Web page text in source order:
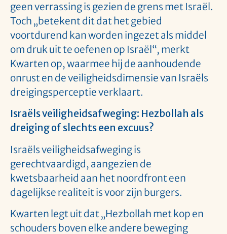
geen verrassing is gezien de grens met Israël.
Toch „betekent dit dat het gebied
voortdurend kan worden ingezet als middel
om druk uit te oefenen op Israël“, merkt
Kwarten op, waarmee hij de aanhoudende
onrust en de veiligheidsdimensie van Israëls
dreigingsperceptie verklaart.
Israëls veiligheidsafweging: Hezbollah als
dreiging of slechts een excuus?
Israëls veiligheidsafweging is
gerechtvaardigd, aangezien de
kwetsbaarheid aan het noordfront een
dagelijkse realiteit is voor zijn burgers.
Kwarten legt uit dat „Hezbollah met kop en
schouders boven elke andere beweging